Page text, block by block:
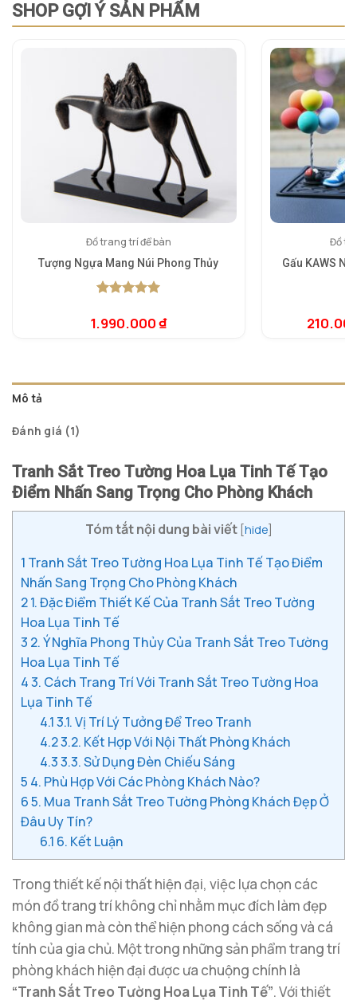
SHOP GỢI Ý SẢN PHẨM
Đồ trang trí để bàn
Tượng Ngựa Mang Núi Phong Thủy
dựa trên
đánh giá
1.990.000₫
Đồ
Gấu KAWS
Mô tả
Đánh giá (1)
Tranh Sắt Treo Tường Hoa Lụa Tinh Tế Tạo
Điểm Nhấn Sang Trọng Cho Phòng Khách
Tóm tắt nội dung bài viết hide]
1 Tranh Sắt Treo Tường Hoa Lụa Tinh Tế Tạo Điểm
Nhấn Sang Trọng Cho Phòng Khách
21. Đặc Điểm Thiết Kế Của Tranh Sắt Treo Tường
Hoa Lụa Tinh Tế
3 2. Ý Nghĩa Phong Thủy Của Tranh Sắt Treo Tường
Hoa Lụa Tinh Tế
43. Cách Trang Trí Với Tranh Sắt Treo Tường Hoa
Lụa Tinh Tế
4.13.1. Vị Trí Lý Tưởng Để Treo Tranh
4.23.2. Kết Hợp Với Nội Thất Phòng Khách
4.33.3. Sử Dụng Đèn Chiếu Sáng
5 4. Phù Hợp Với Các Phòng Khách Nào?
65. Mua Tranh Sắt Treo Tường Phòng Khách Đẹp Ở
Đâu Uy Tín?
6.1 6. Kết Luận
Trong thiết kế nội thất hiện đại, việc lựa chọn các
món đồ trang trí không chỉ nhằm mục đích làm đẹp
không gian mà còn thể hiện phong cách sống và cá
tính của gia chủ. Một trong những sản phẩm trang trí
phòng khách hiện đại được ưa chuộng chính là
“Tranh Sắt Treo Tường Hoa Lụa Tinh Tế”. Với thiết